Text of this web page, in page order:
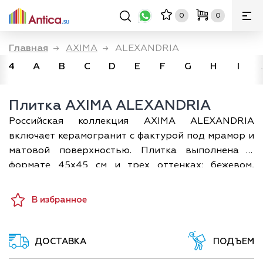
0 0
Главная → AXIMA → ALEXANDRIA
4
A B C D E F G H I
Плитка AXIMA ALEXANDRIA
Российская коллекция AXIMA ALEXANDRIA
включает керамогранит с фактурой под мрамор и
матовой поверхностью. Плитка выполнена в
формате 45х45 см и трех оттенках: бежевом,
представлено несколько вариантов графики.
Плитка Аксима ALEXANDRIA используется для
кухонь и других помещений. Она хорошо
сочетается с ахроматическими, древесными,
В избранное
ДОСТАВКА ПОДЪЕМ